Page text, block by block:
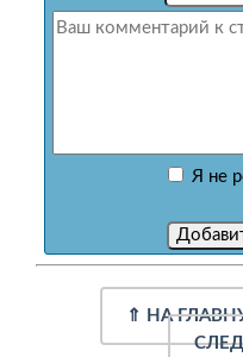
Я не
⇑ НА